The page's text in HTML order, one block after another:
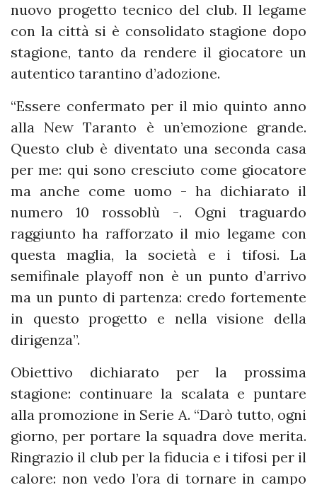
nuovo progetto tecnico del club. Il legame
con la città si è consolidato stagione dopo
stagione, tanto da rendere il giocatore un
autentico tarantino d’adozione.
“Essere confermato per il mio quinto anno
alla New Taranto è un’emozione grande.
Questo club è diventato una seconda casa
per me: qui sono cresciuto come giocatore
ma anche come uomo - ha dichiarato il
numero 10 rossoblù -. Ogni traguardo
raggiunto ha rafforzato il mio legame con
questa maglia, la società e i tifosi. La
semifinale playoff non è un punto d’arrivo
ma un punto di partenza: credo fortemente
in questo progetto e nella visione della
dirigenza”.
Obiettivo dichiarato per la prossima
stagione: continuare la scalata e puntare
alla promozione in Serie A. “Darò tutto, ogni
giorno, per portare la squadra dove merita.
Ringrazio il club per la fiducia e i tifosi per il
calore: non vedo l’ora di tornare in campo